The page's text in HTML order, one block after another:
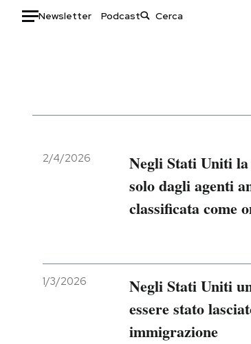
Newsletter Podcast
Italia
Politica
Moda
Ok Boomer!
Media
2/4/2026
Negli Stati Uniti
solo dagli agenti
classificata come
1/3/2026
Negli Stati Uniti
essere stato
immigrazione